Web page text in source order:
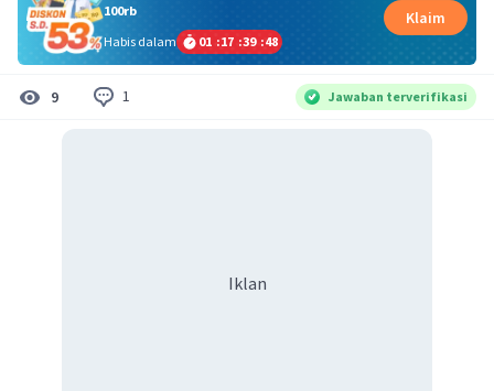
100rb
Habis dalam
01 :17 :39 :48
Klaim
9 1 Jawaban terverifikasi
Iklan